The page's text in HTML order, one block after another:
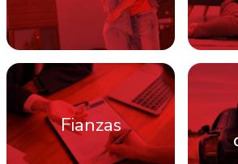
Fianzas